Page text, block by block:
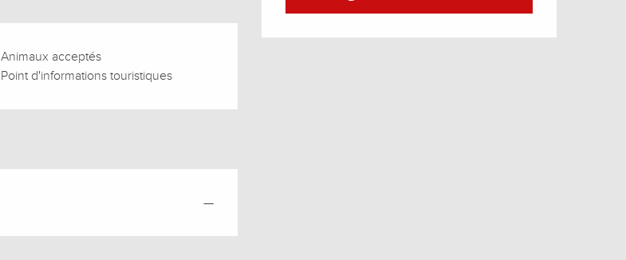
Animaux acceptés
Point d'informations touristiques
—